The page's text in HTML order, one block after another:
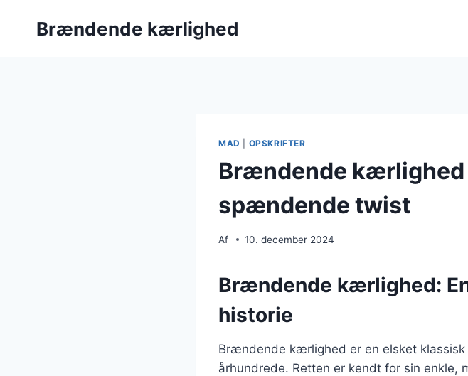
Brændende kærlighed
MAD OPSKRIFTER
Brændende kærlighed
spændende twist
Af 10. december 2024
Brændende kærlighed:
historie
Brændende kærlighed er en elsket
århundrede. Retten er kendt for sin enkle,